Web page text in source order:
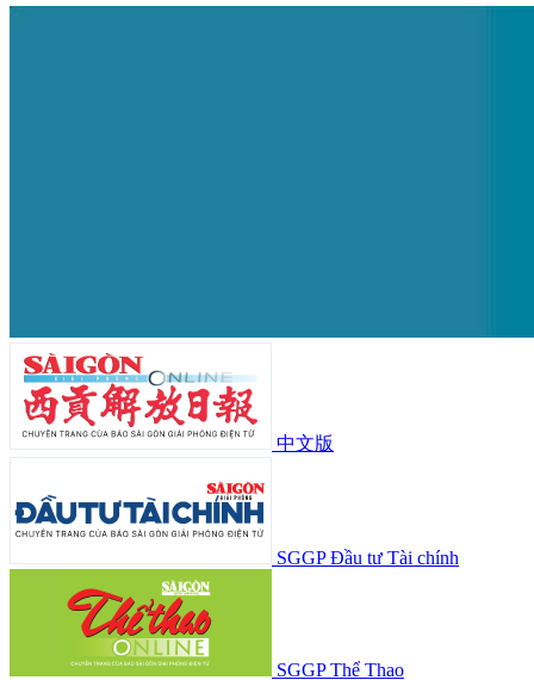
中文版
SGGP Đầu tư Tài chính
SGGP Thể Thao